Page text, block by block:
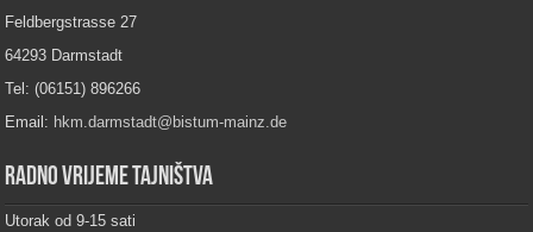
Feldbergstrasse 27
64293 Darmstadt
Tel: (06151) 896266
Email: hkm.darmstadt@bistum-mainz.de
Radno vrijeme tajništva
Utorak od 9-15 sati